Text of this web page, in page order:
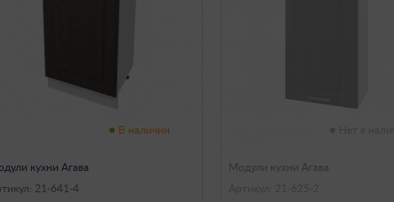
В наличии
кухни Агава
21-641-4
Модули кухни Агава